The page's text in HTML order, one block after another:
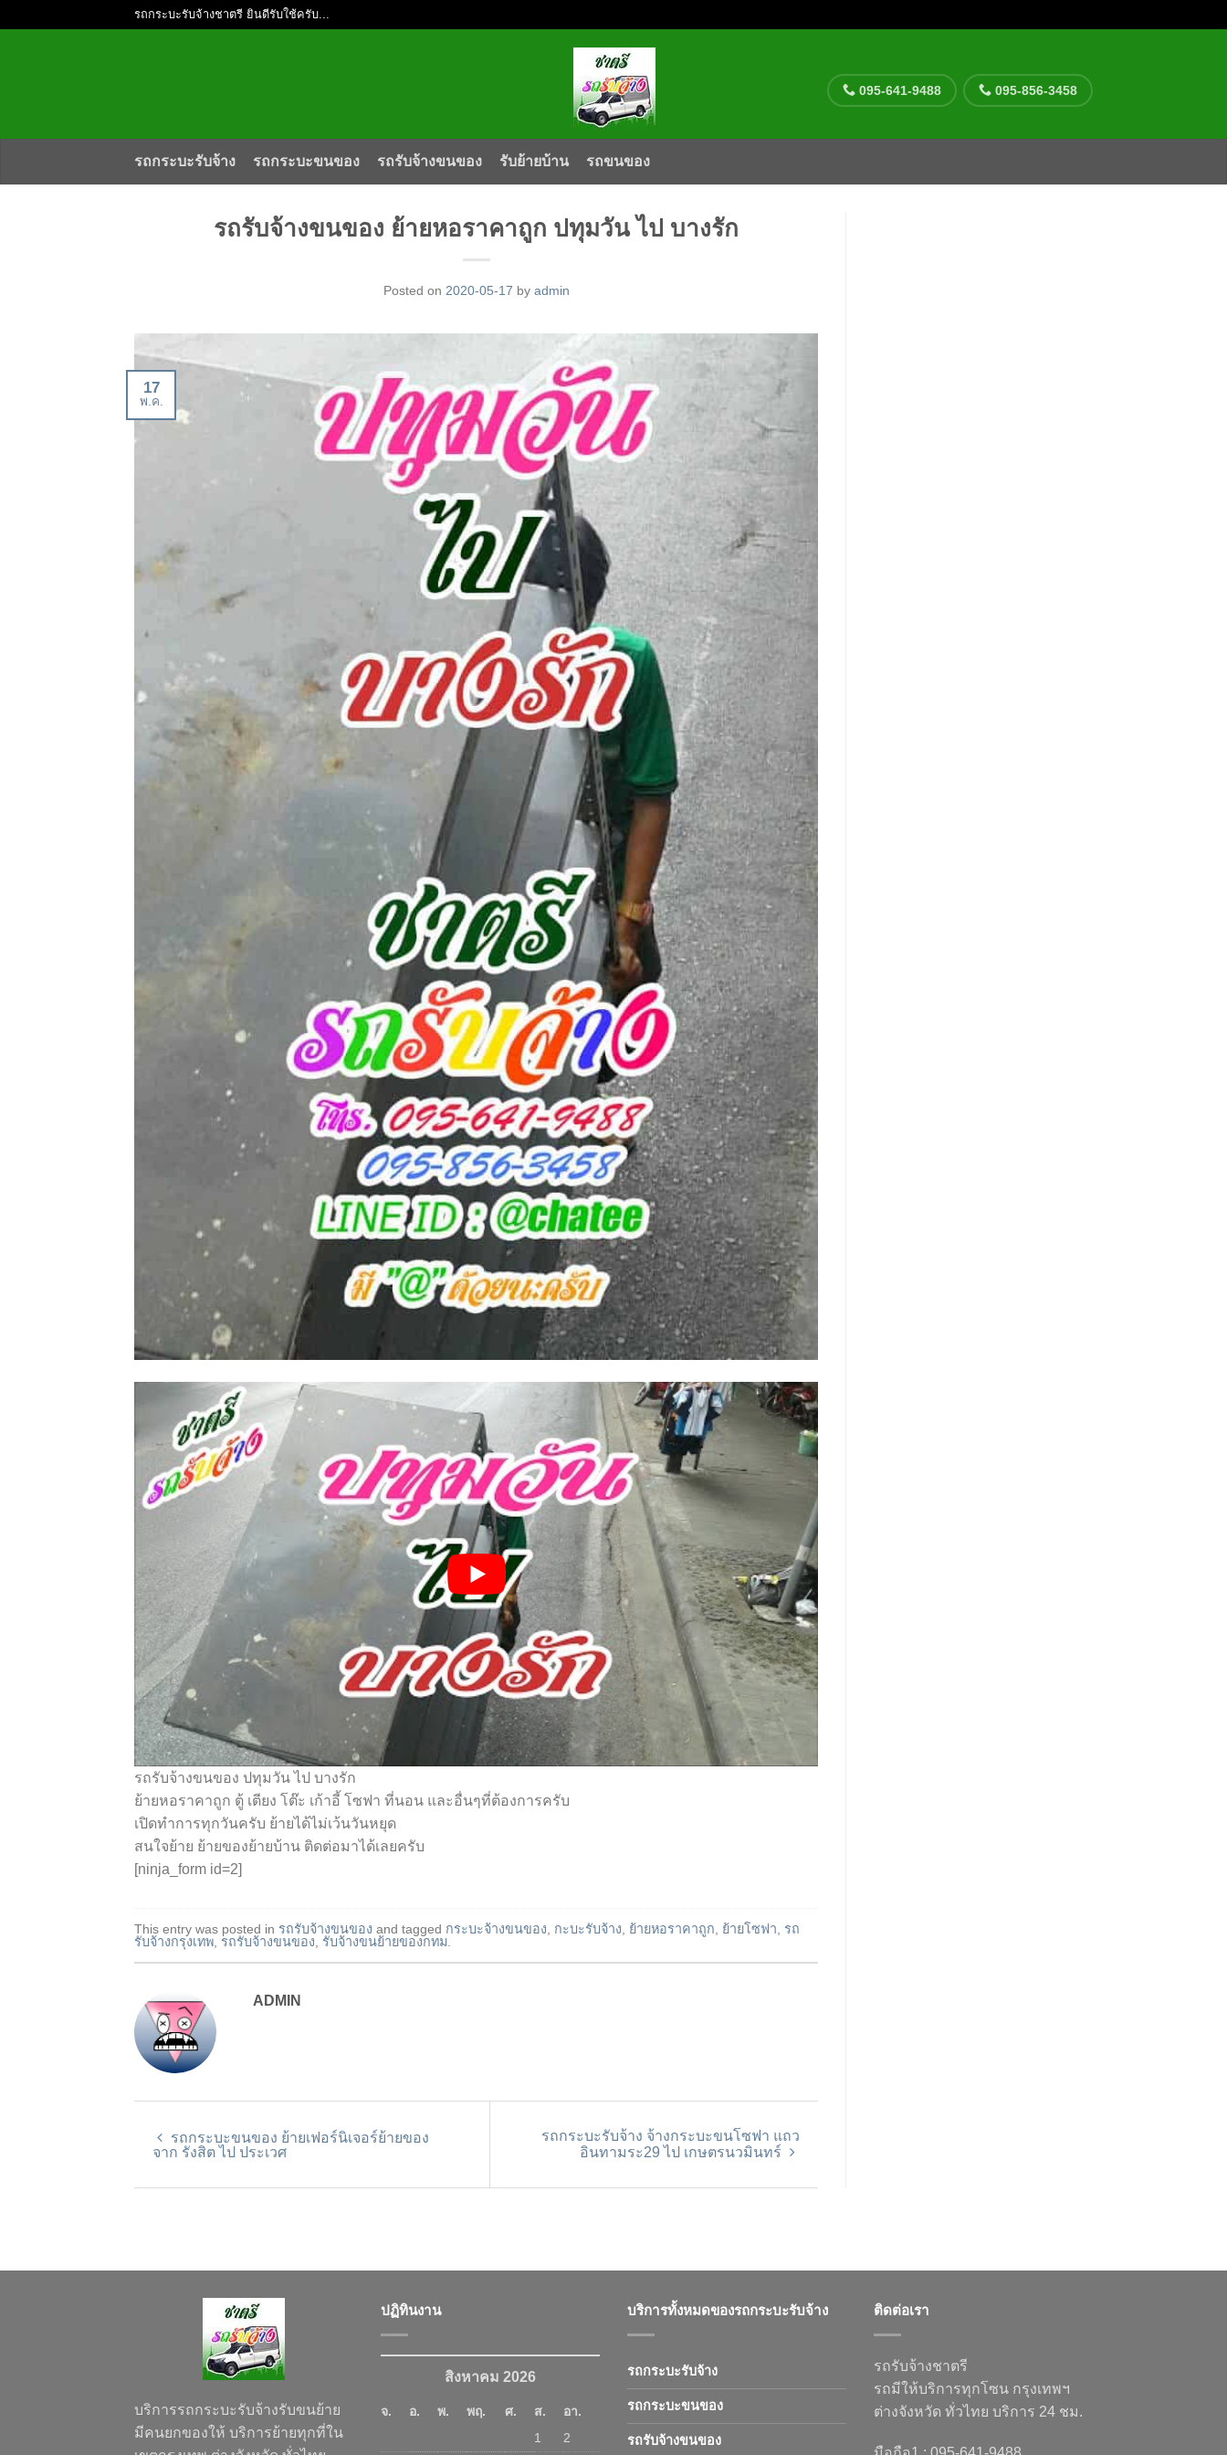
รถกระบะรับจ้างชาตรี ยินดีรับใช้ครับ...
095-641-9488 095-856-3458
รถกระบะรับจ้าง รถกระบะขนของ รถรับจ้างขนของ รับย้ายบ้าน รถขนของ
รถรับจ้างขนของ ย้ายหอราคาถูก ปทุมวัน ไป บางรัก
Posted on 2020-05-17 by admin
17
พ.ค.
รถรับจ้างขนของ ปทุมวัน ไป บางรัก
ย้ายหอราคาถูก ตู้ เตียง โต๊ะ เก้าอี้ โซฟา ที่นอน และอื่นๆที่ต้องการครับ
เปิดทำการทุกวันครับ ย้ายได้ไม่เว้นวันหยุด
สนใจย้าย ย้ายของย้ายบ้าน ติดต่อมาได้เลยครับ
[ninja_form id=2]
This entry was posted in รถรับจ้างขนของ and tagged กระบะจ้างขนของ กะบะรับจ้าง ย้ายหอราคาถูก ย้ายโซฟา
รถ
รับจ้างกรุงเทพ รถรับจ้างขนของ รับจ้างขนย้ายของกทม
ADMIN
รถกระบะขนของ ย้ายเฟอร์นิเจอร์ย้ายของ
จาก รังสิต ไป ประเวศ
รถกระบะรับจ้าง จ้างกระบะขนโซฟา แถว
อินทามระ29 ไป เกษตรนวมินทร์
บริการรถกระบะรับจ้างรับขนย้าย
มีคนยกของให้ บริการย้ายทุกที่ใน
ปฏิทินงาน
สิงหาคม 2026
จ. อ. พ. พฤ. ศ. ส.
อา.
1
2
บริการทั้งหมดของรถกระบะรับจ้าง
รถกระบะรับจ้าง
รถกระบะขนของ
รถรับจ้างขนของ
ติดต่อเรา
รถรับจ้างชาตรี
รถมีให้บริการทุกโซน กรุงเทพฯ
ต่างจังหวัด ทั่วไทย บริการ 24 ชม.